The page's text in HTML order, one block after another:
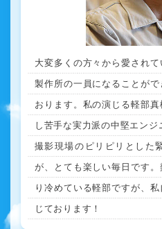
大変多くの方々から愛され
製作所の一員になることが
おります。私の演じる軽部
し苦手な実力派の中堅エンジ
撮影現場のピリピリとした
が、とても楽しい毎日です
り冷めている軽部ですが、
じております！